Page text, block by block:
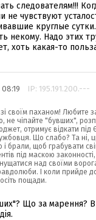
следователям!!!
не чувствуют
круглые
некому. Надо этих
хоть какая-то
08:19 IP: 195.191.200.---
зі своїм паханом! Любите
не чіпайте "бувших",
отримує відкати під
Що слабо? Та ні,
і брали, щоб грабувати
під маскою
над своїми
І коли прийде
пощади.
Що за марення?